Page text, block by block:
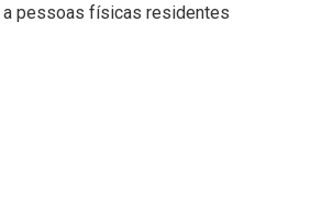
a pessoas físicas residentes